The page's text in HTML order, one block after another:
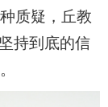
质疑，丘教
持到底的信